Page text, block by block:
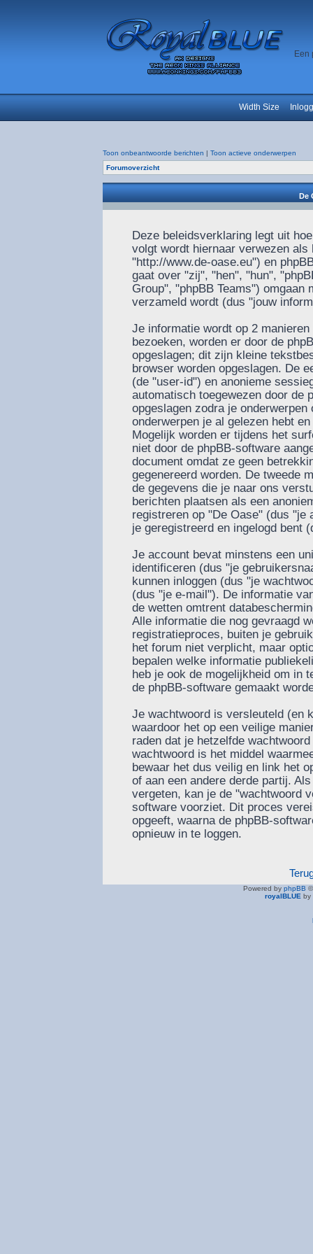
Een
Width Size
Toon onbeantwoorde berichten | Toon actieve onderwerpen
Forumoverzicht
De
Deze beleidsverklaring legt uit
volgt wordt hiernaar verwezen
"http://www.de-oase.eu") en
gaat over "zij", "hen", "hun",
Group", "phpBB Teams")
verzameld wordt (dus "jouw
Je informatie wordt op 2
bezoeken, worden er door de
opgeslagen; dit zijn kleine
browser worden opgeslagen. De
(de "user-id") en anonieme
automatisch toegewezen door de
opgeslagen zodra je
onderwerpen je al gelezen hebt
Mogelijk worden er tijdens het
niet door de phpBB-software
document omdat ze geen
gegenereerd worden. De tweede
de gegevens die je naar ons
berichten plaatsen als een
registreren op "De Oase" (dus "je
je geregistreerd en ingelogd bent
Je account bevat minstens een
identificeren (dus "je
kunnen inloggen (dus "je
(dus "je e-mail"). De informatie
de wetten omtrent
Alle informatie die nog gevraagd
registratieproces, buiten je
het forum niet verplicht, maar
bepalen welke informatie
heb je ook de mogelijkheid om in
de phpBB-software gemaakt
Je wachtwoord is versleuteld (en
waardoor het op een veilige
raden dat je hetzelfde
wachtwoord is het middel
bewaar het dus veilig en link het
of aan een andere derde partij.
vergeten, kan je de "wachtwoord
software voorziet. Dit proces
opgeeft, waarna de phpBB-
opnieuw in te loggen.
Powered by phpBB
royalBLUE by